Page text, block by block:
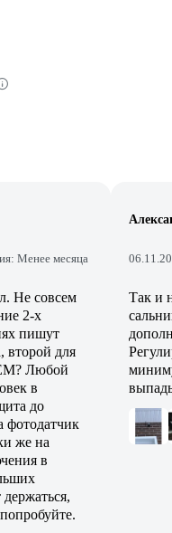
Менее месяца
Не совсем
2-х
пишут
второй для
Любой
в
до
фотодатчик
же на
в
Так и